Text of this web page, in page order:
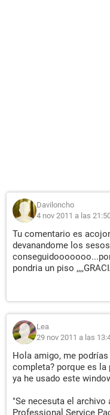
Daviloncho
4 nov 2011 a las
Tu comentario es
devanandome los
pondria un piso
Lea
29 nov 2011 a las
Hola amigo, me
completa? porque es la
ya he usado este
"Se necesuta el archivo
Professional Service